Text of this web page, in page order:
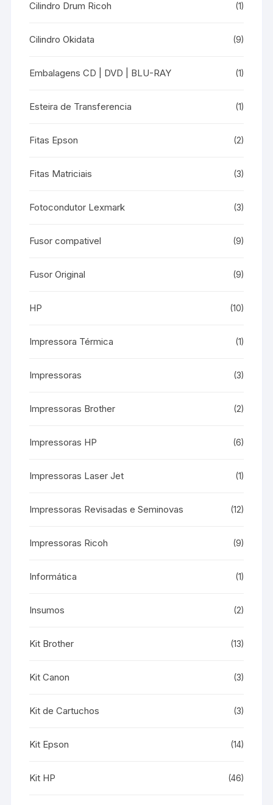
Cilindro Drum Ricoh (1)
Cilindro Okidata (9)
Embalagens CD | DVD | BLU-RAY (1)
Esteira de Transferencia (1)
Fitas Epson (2)
Fitas Matriciais (3)
Fotocondutor Lexmark (3)
Fusor compativel (9)
Fusor Original (9)
HP (10)
Impressora Térmica (1)
Impressoras (3)
Impressoras Brother (2)
Impressoras HP (6)
Impressoras Laser Jet (1)
Impressoras Revisadas e Seminovas (12)
Impressoras Ricoh (9)
Informática (1)
Insumos (2)
Kit Brother (13)
Kit Canon (3)
Kit de Cartuchos (3)
Kit Epson (14)
Kit HP (46)